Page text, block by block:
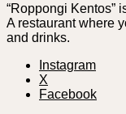
“Roppongi Kentos”
A restaurant where
and drinks.
Instagram
X
Facebook